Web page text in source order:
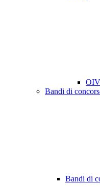
Bandi di
Bandi di